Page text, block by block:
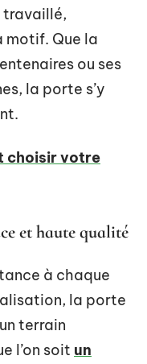
motif. Que la
ou ses
la porte s’y
choisir votre
et haute qualité
à chaque
la porte
terrain
l’on soit un